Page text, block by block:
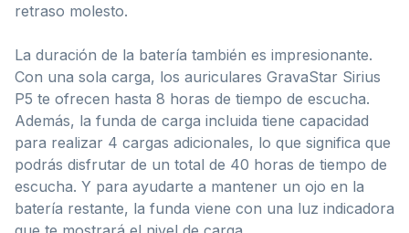
retraso molesto.
La duración de la batería también es impresionante.
Con una sola carga, los auriculares GravaStar Sirius
P5 te ofrecen hasta 8 horas de tiempo de escucha.
Además, la funda de carga incluida tiene capacidad
para realizar 4 cargas adicionales, lo que significa que
podrás disfrutar de un total de 40 horas de tiempo de
escucha. Y para ayudarte a mantener un ojo en la
batería restante, la funda viene con una luz indicadora